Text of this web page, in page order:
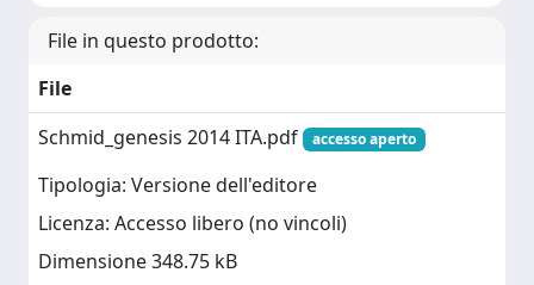
File in questo prodotto:
File
Schmid_genesis 2014 ITA.pdf
accesso aperto
Tipologia: Versione dell'editore
Licenza: Accesso libero (no vincoli)
Dimensione 348.75 kB